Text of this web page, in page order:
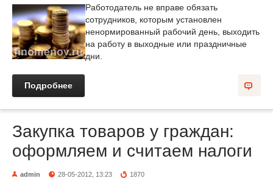
Работодатель не вправе обязать
сотрудников, которым установлен
ненормированный рабочий день, выходить
на работу в выходные или праздничные
дни.
Подробнее
Закупка товаров у граждан:
оформляем и считаем налоги
admin 28-05-2012, 13:23 1870